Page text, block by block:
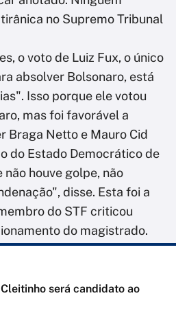
no Supremo Tribunal
o voto de Luiz Fux, o único
absolver Bolsonaro, está
Isso porque ele votou
mas foi favorável a
Braga Netto e Mauro Cid
do Estado Democrático de
não houve golpe, não
disse. Esta foi a
do STF criticou
do magistrado.
será candidato ao